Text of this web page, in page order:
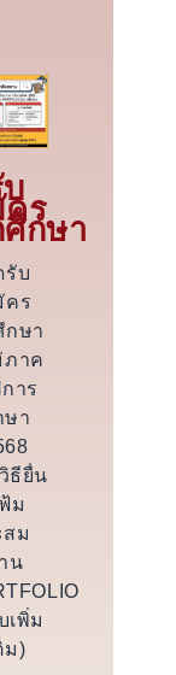
ร
กษา
รับ
คร
กษา
ภาค
าร
ษา
ธียื่น
ม
สม
น
เพิ่ม
ม)